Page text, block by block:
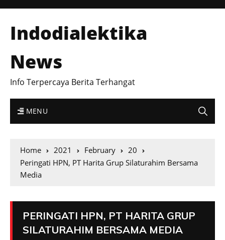
Indodialektika
News
Info Terpercaya Berita Terhangat
MENU
Home 2021 February
20
Peringati HPN, PT Harita Grup Silaturahim Bersama
Media
PERINGATI HPN, PT HARITA GRUP
SILATURAHIM BERSAMA MEDIA